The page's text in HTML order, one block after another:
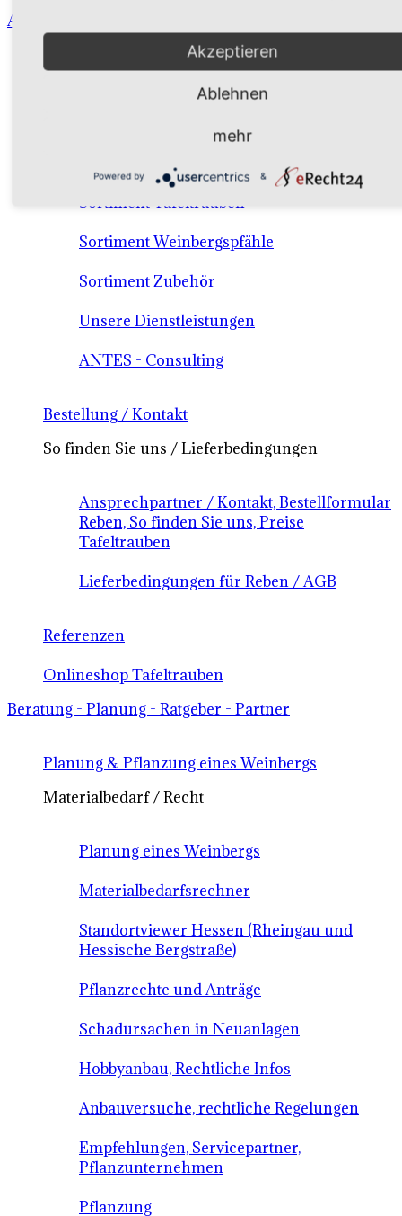
Angebot - Sortiment - Verkauf - Shop
Verkaufssortiment Keltertrauben & Tafeltrauben
Sortiment Keltertraubensorten
Sortiment Tafeltrauben
Sortiment Weinbergspfähle
Sortiment Zubehör
Unsere Dienstleistungen
ANTES - Consulting
Bestellung / Kontakt
So finden Sie uns / Lieferbedingungen
Ansprechpartner / Kontakt, Bestellformular
Reben, So finden Sie uns, Preise
Tafeltrauben
Lieferbedingungen für Reben / AGB
Referenzen
Onlineshop Tafeltrauben
Beratung - Planung - Ratgeber - Partner
Planung & Pflanzung eines Weinbergs
Materialbedarf / Recht
Planung eines Weinbergs
Materialbedarfsrechner
Standortviewer Hessen (Rheingau und
Hessische Bergstraße)
Pflanzrechte und Anträge
Schadursachen in Neuanlagen
Hobbyanbau, Rechtliche Infos
Anbauversuche, rechtliche Regelungen
Empfehlungen, Servicepartner,
Pflanzunternehmen
Pflanzung
Akzeptieren
Ablehnen
mehr
Powered by &